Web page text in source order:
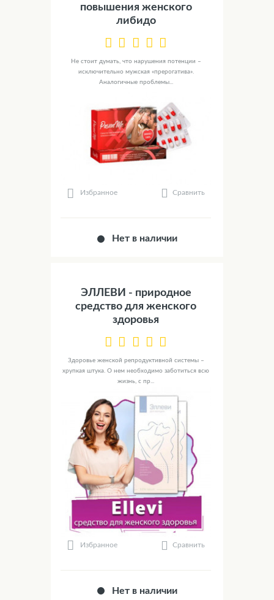
повышения женского
либидо
Не стоит думать, что нарушения потенции –
исключительно мужская «прерогатива».
Аналогичные проблемы...
Избранное Сравнить
Нет в наличии
ЭЛЛЕВИ - природное
средство для женского
здоровья
Здоровье женской репродуктивной системы –
хрупкая штука. О нем необходимо заботиться всю
жизнь, с пр...
Избранное Сравнить
Нет в наличии